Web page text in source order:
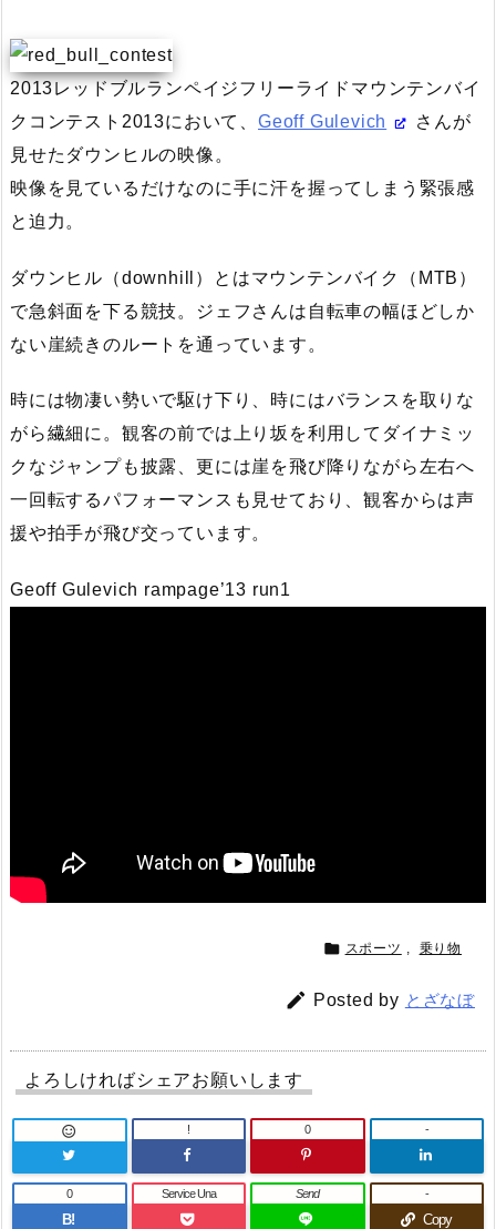
2013レッドブルランペイジフリーライドマウンテンバイ
クコンテスト2013において、 Geoff Gulevich
さんが
見せたダウンヒルの映像。
映像を見ているだけなのに手に汗を握ってしまう緊張感
と迫力。
ダウンヒル（downhill）とはマウンテンバイク（MTB）
で急斜面を下る競技。ジェフさんは自転車の幅ほどしか
ない崖続きのルートを通っています。
時には物凄い勢いで駆け下り、時にはバランスを取りな
がら繊細に。観客の前では上り坂を利用してダイナミッ
クなジャンプも披露、更には崖を飛び降りながら左右へ
一回転するパフォーマンスも見せており、観客からは声
援や拍手が飛び交っています。
Geoff Gulevich rampage’13 run1
 スポーツ , 乗り物
 Posted by とざなぼ
よろしければシェアお願いします
 ! 0 -
B!
0 Service Una Send
Copy
-